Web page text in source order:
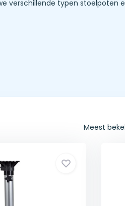
verschillende typen stoelpoten
Meest